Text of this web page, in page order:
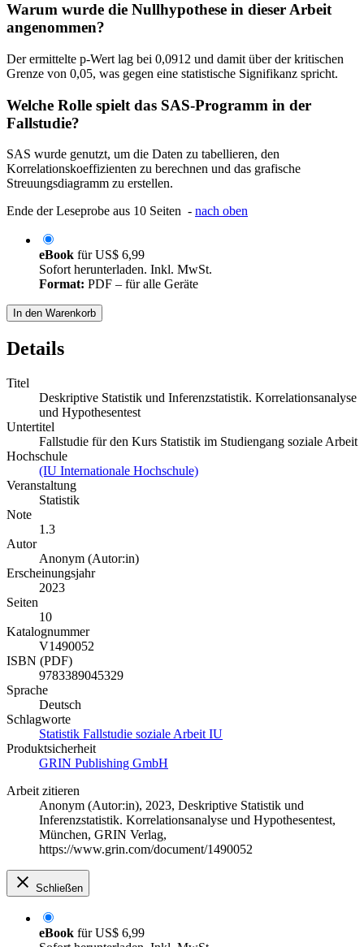
Warum wurde die Nullhypothese in dieser Arbeit
angenommen?
Der ermittelte p-Wert lag bei 0,0912 und damit über der kritischen
Grenze von 0,05, was gegen eine statistische Signifikanz spricht.
Welche Rolle spielt das SAS-Programm in der
Fallstudie?
SAS wurde genutzt, um die Daten zu tabellieren, den
Korrelationskoeffizienten zu berechnen und das grafische
Streuungsdiagramm zu erstellen.
Ende der Leseprobe aus 10 Seiten - nach oben
eBook fürUS$ 6,99
Sofort herunterladen. Inkl. MwSt.
Format: PDF – für alle Geräte
In den Warenkorb
Details
Titel
Deskriptive Statistik und Inferenzstatistik. Korrelationsanalyse
und Hypothesentest
Untertitel
Fallstudie für den Kurs Statistik im Studiengang soziale Arbeit
Hochschule
(IU Internationale Hochschule)
Veranstaltung
Statistik
Note
1.3
Autor
Anonym (Autor:in)
Erscheinungsjahr
2023
Seiten
10
Katalognummer
V1490052
ISBN (PDF)
9783389045329
Sprache
Deutsch
Schlagworte
Statistik Fallstudie soziale Arbeit IU
Produktsicherheit
GRIN Publishing GmbH
Arbeit zitieren
Anonym (Autor:in), 2023, Deskriptive Statistik und
Inferenzstatistik. Korrelationsanalyse und Hypothesentest,
München, GRIN Verlag,
https://www.grin.com/document/1490052
Schließen
eBook fürUS$ 6,99